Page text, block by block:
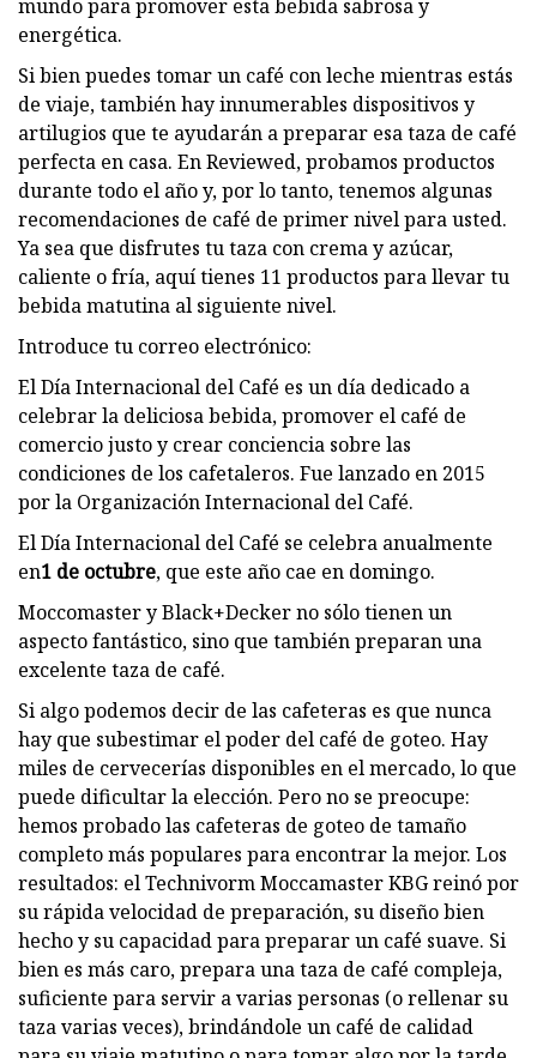
mundo para promover esta bebida sabrosa y
energética.
Si bien puedes tomar un café con leche mientras estás
de viaje, también hay innumerables dispositivos y
artilugios que te ayudarán a preparar esa taza de café
perfecta en casa. En Reviewed, probamos productos
durante todo el año y, por lo tanto, tenemos algunas
recomendaciones de café de primer nivel para usted.
Ya sea que disfrutes tu taza con crema y azúcar,
caliente o fría, aquí tienes 11 productos para llevar tu
bebida matutina al siguiente nivel.
Introduce tu correo electrónico:
El Día Internacional del Café es un día dedicado a
celebrar la deliciosa bebida, promover el café de
comercio justo y crear conciencia sobre las
condiciones de los cafetaleros. Fue lanzado en 2015
por la Organización Internacional del Café.
El Día Internacional del Café se celebra anualmente
en1 de octubre, que este año cae en domingo.
Moccomaster y Black+Decker no sólo tienen un
aspecto fantástico, sino que también preparan una
excelente taza de café.
Si algo podemos decir de las cafeteras es que nunca
hay que subestimar el poder del café de goteo. Hay
miles de cervecerías disponibles en el mercado, lo que
puede dificultar la elección. Pero no se preocupe:
hemos probado las cafeteras de goteo de tamaño
completo más populares para encontrar la mejor. Los
resultados: el Technivorm Moccamaster KBG reinó por
su rápida velocidad de preparación, su diseño bien
hecho y su capacidad para preparar un café suave. Si
bien es más caro, prepara una taza de café compleja,
suficiente para servir a varias personas (o rellenar su
taza varias veces), brindándole un café de calidad